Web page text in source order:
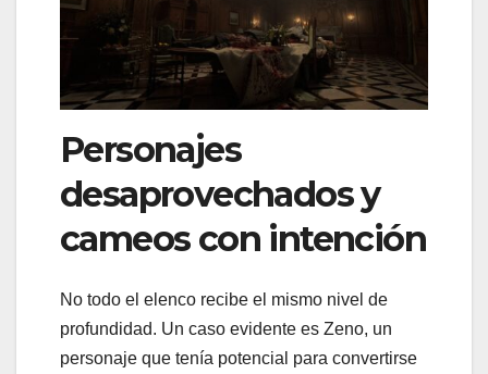
Personajes
desaprovechados y
cameos con intención
No todo el elenco recibe el mismo nivel de
profundidad. Un caso evidente es Zeno, un
personaje que tenía potencial para convertirse